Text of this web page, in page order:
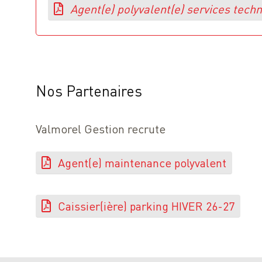
Agent(e) polyvalent(e) services
Nos Partenaires
Valmorel Gestion recrute
Agent(e) maintenance polyvalent
Caissier(ière) parking HIVER 26-27